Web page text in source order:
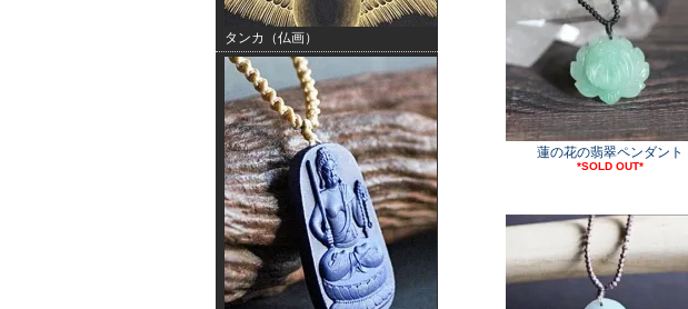
タンカ（仏画）
蓮の花の翡翠ペンダント
*SOLD OUT*